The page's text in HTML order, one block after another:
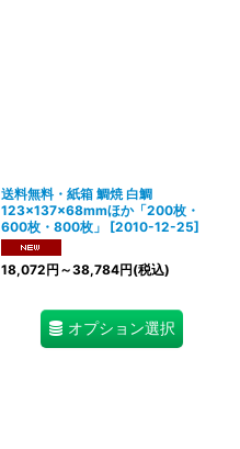
送料無料・紙箱 鯛焼 白鯛
123×137×68mmほか「200枚・
600枚・800枚」
[2010-12-25]
18,072円 ～38,784円(税込)
オプション選択